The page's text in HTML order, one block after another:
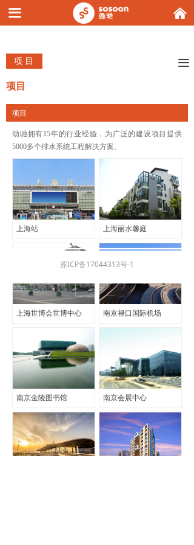
끀 낀
项 目 끀
项目
劲驰拥有15年的行业经验，为广泛的建设项目提供
5000多个排水系统工程解决方案。
上海站 上海丽水馨庭
上海世博会世博中心 南京禄口国际机场
南京金陵图书馆 南京会展中心
项目
苏ICP备17044313号-1